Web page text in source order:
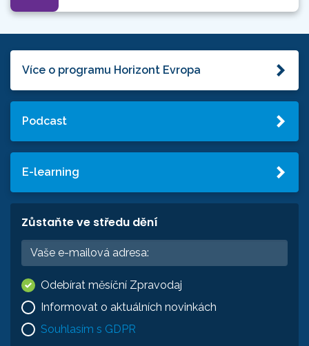
Více o programu Horizont Evropa
Podcast
E-learning
Zůstaňte ve středu dění
Odebírat měsíční Zpravodaj
Informovat o aktuálních novinkách
Souhlasím s GDPR